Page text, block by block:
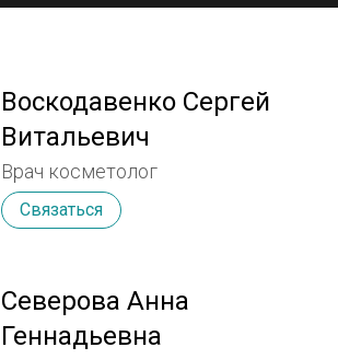
Воскодавенко Сергей
Витальевич
Врач косметолог
Связаться
Северова Анна
Геннадьевна